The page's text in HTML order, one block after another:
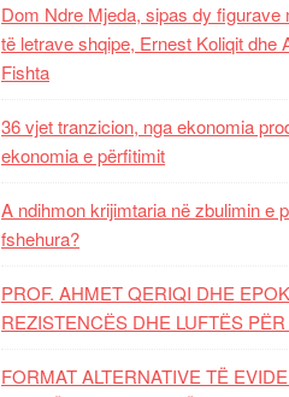
Dom Ndre Mjeda, sipas dy figurave
të letrave shqipe, Ernest Koliqit dhe
Fishta
36 vjet tranzicion, nga ekonomia
ekonomia e përfitimit
A ndihmon krijimtaria në zbulimin e
fshehura?
PROF. AHMET QERIQI DHE
REZISTENCЁS DHE LUFTЁS PЁR
FORMAT ALTERNATIVE TË